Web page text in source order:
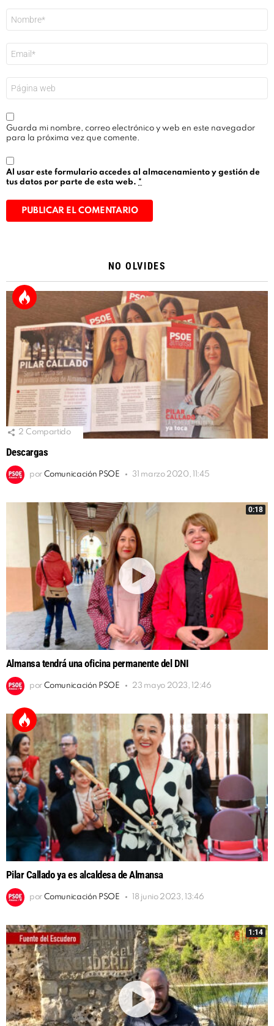
electrónico
*
Guarda mi nombre, correo electrónico y web en este navegador
para la próxima vez que comente.
Al usar este formulario accedes al almacenamiento y gestión de
tus datos por parte de esta web. *
NO OLVIDES
2 Compartido
Descargas
por Comunicación PSOE 31 marzo 2020, 11:45
0:18
Almansa tendrá una oficina permanente del DNI
por Comunicación PSOE 23 mayo 2023, 12:46
Pilar Callado ya es alcaldesa de Almansa
por Comunicación PSOE 18 junio 2023, 13:46
1:14